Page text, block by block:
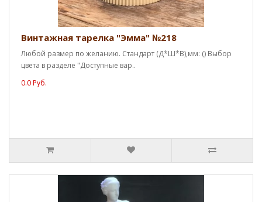
Винтажная тарелка "Эмма" №218
Любой размер по желанию. Стандарт (Д*Ш*В),мм: () Выбор
цвета в разделе "Доступные вар..
0.0 Руб.